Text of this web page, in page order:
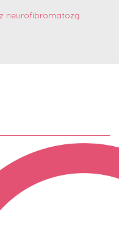
neurofibromatozą